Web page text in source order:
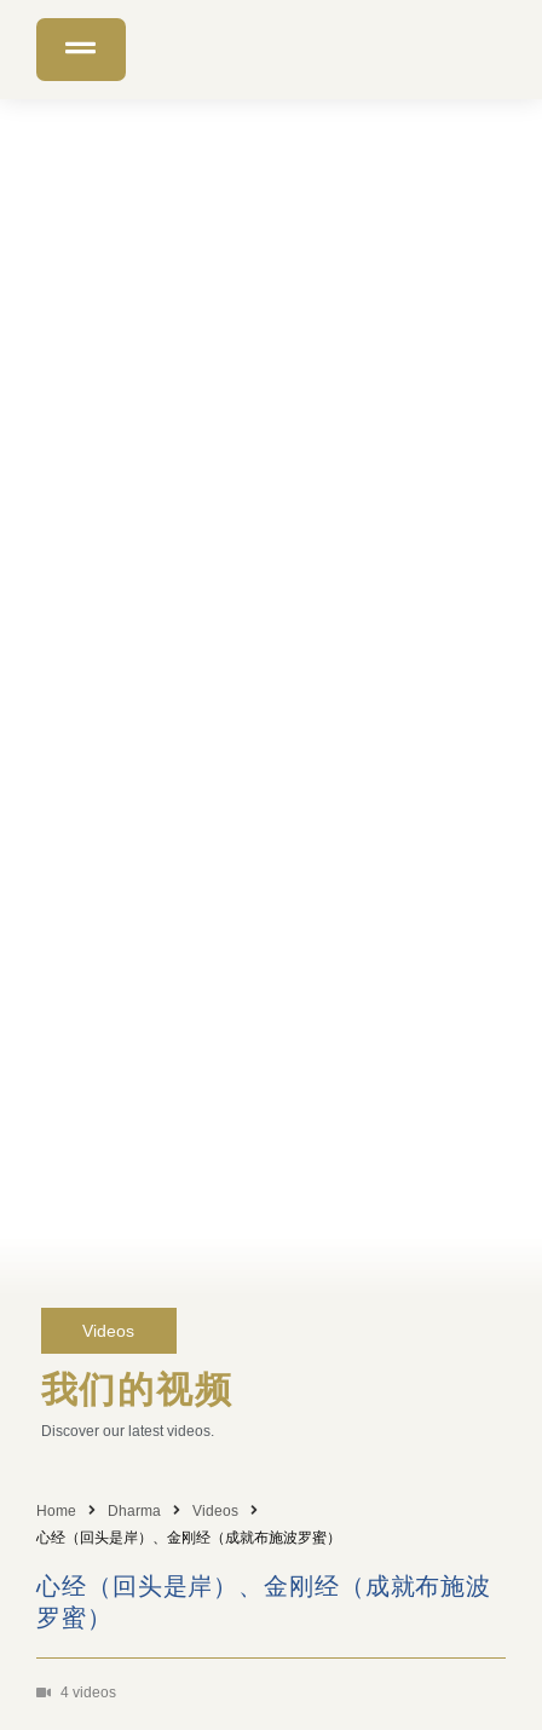
Videos
我们的视频
Discover our latest videos.
心经（回头是岸）、金刚经（成就布施波
罗蜜）
Home Dharma
Videos
心经（回头是岸）、金刚经（成就布施波罗蜜）
4 videos